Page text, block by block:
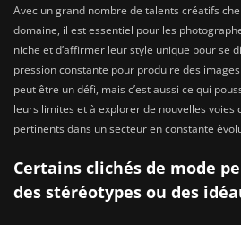
Avec un grand nombre de talents créatifs
domaine, il est essentiel pour les
niche et d’affirmer leur style unique pour se
pression constante pour produire des
peut être un défi, mais c’est aussi ce qui
leurs limites et à explorer de nouvelles voies
pertinents dans un secteur en constante
Certains clichés de mode
des stéréotypes ou des